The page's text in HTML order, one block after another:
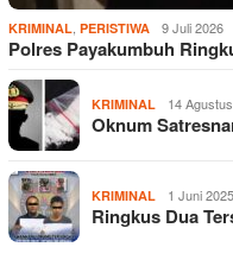
KRIMINAL, PERISTIWA 9 Juli 2026
Polres Payakumbuh
KRIMINAL 14
Oknum
KRIMINAL 1 Juni 2025
Ringkus Dua